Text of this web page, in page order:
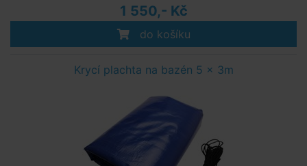
1 550,- Kč
do košíku
Krycí plachta na bazén 5 x 3m